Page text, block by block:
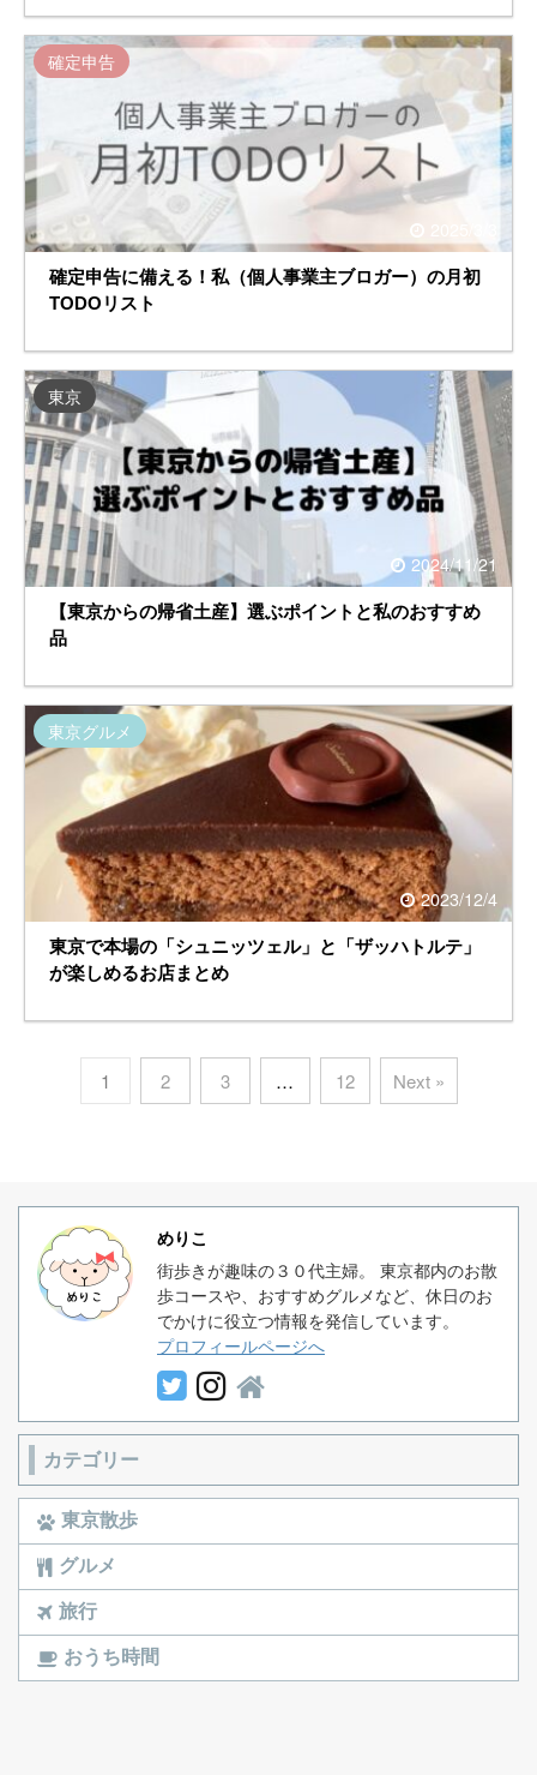
確定申告
確定申告に備える！私（個人事業主ブロガー）の月初
TODOリスト
2024/11/21
東京
【東京からの帰省土産】選ぶポイントと私のおすすめ
品
2023/12/4
東京グルメ
東京で本場の「シュニッツェル」と「ザッハトルテ」
が楽しめるお店まとめ
1 2 3 … 12 Next »
めりこ
街歩きが趣味の３０代主婦。 東京都内のお散
歩コースや、おすすめグルメなど、休日のお
でかけに役立つ情報を発信しています。
プロフィールページへ
カテゴリー
東京散歩
グルメ
旅行
おうち時間